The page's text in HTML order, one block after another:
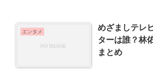
エンタメ
めざましテレ
ターは誰？林
まとめ